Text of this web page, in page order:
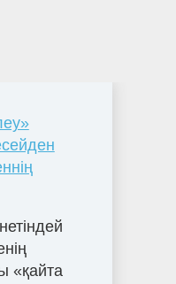
«қайта